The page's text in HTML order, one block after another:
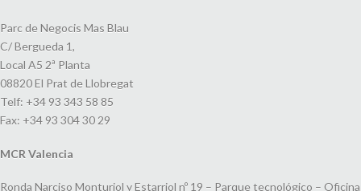
Parc de Negocis Mas Blau
C/ Bergueda 1,
Local A5 2ª Planta
08820 El Prat de Llobregat
Telf: +34 93 343 58 85
Fax: +34 93 304 30 29
MCR Valencia
Ronda Narciso Monturiol y Estarriol nº 19 – Parque tecnológico – Oficina